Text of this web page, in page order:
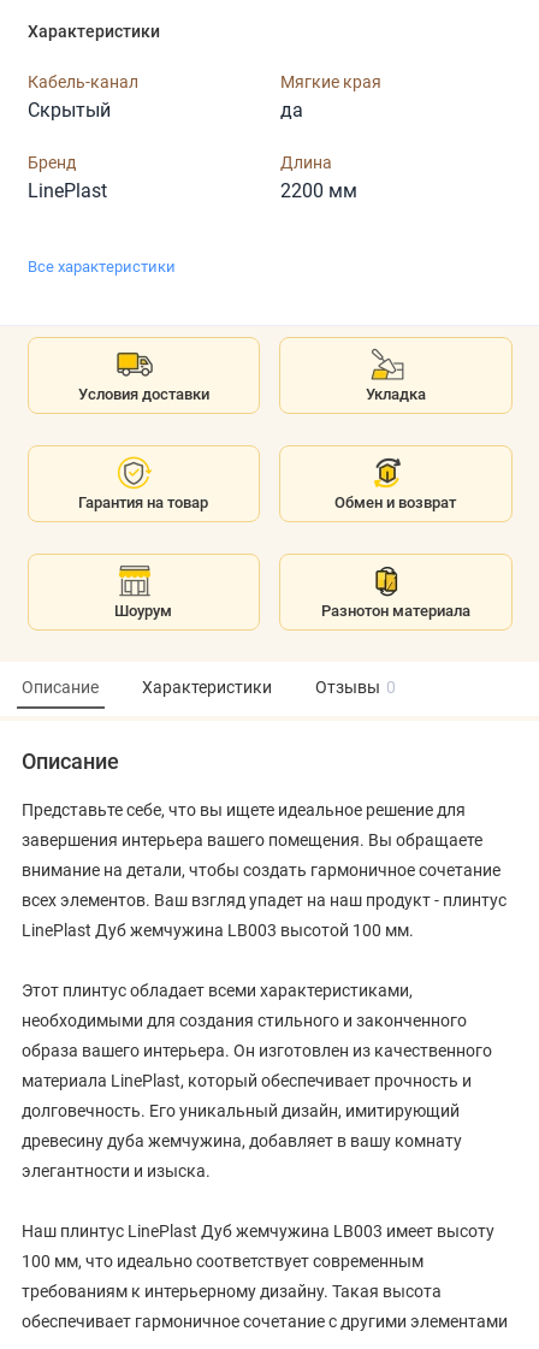
Характеристики
Кабель-канал
Скрытый
Мягкие края
да
Бренд
LinePlast
Длина
2200 мм
Все характеристики
Условия доставки Укладка
Гарантия на товар Обмен и возврат
Шоурум Разнотон материала
Описание Характеристики Отзывы 0
Описание
Представьте себе, что вы ищете идеальное решение для
завершения интерьера вашего помещения. Вы обращаете
внимание на детали, чтобы создать гармоничное сочетание
всех элементов. Ваш взгляд упадет на наш продукт - плинтус
LinePlast Дуб жемчужина LB003 высотой 100 мм.
Этот плинтус обладает всеми характеристиками,
необходимыми для создания стильного и законченного
образа вашего интерьера. Он изготовлен из качественного
материала LinePlast, который обеспечивает прочность и
долговечность. Его уникальный дизайн, имитирующий
древесину дуба жемчужина, добавляет в вашу комнату
элегантности и изыска.
Наш плинтус LinePlast Дуб жемчужина LB003 имеет высоту
100 мм, что идеально соответствует современным
требованиям к интерьерному дизайну. Такая высота
обеспечивает гармоничное сочетание с другими элементами